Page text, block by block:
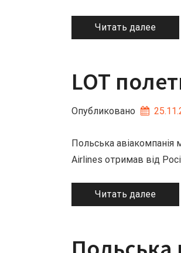
Читать далее
LOT
Опубликовано
Польська
Airlines отримав від
Читать далее